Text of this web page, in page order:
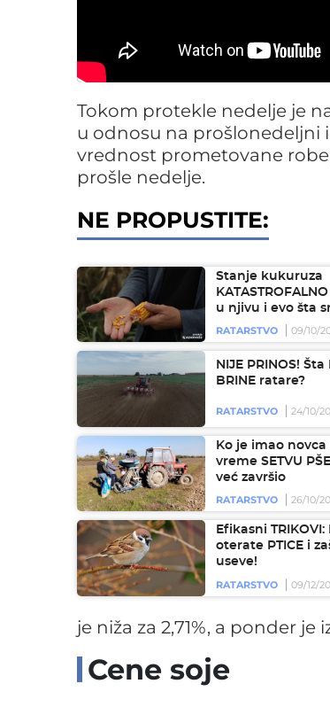
Tokom protekle nedelje je
u odnosu na prošlonedeljni i
vrednost prometovane robe
prošle nedelje.
NE PROPUSTITE:
Stanje kukuruza
u njivu i evo šta
RATARSTVO
09/10/
NIJE PRINOS! Šta
BRINE ratare?
RATARSTVO 24/10/
Ko je imao
vreme SETVU
već završio
RATARSTVO
26/10/
Efikasni
oterate PTICE i
useve!
RATARSTVO
09/12/
je niža za 2,71%, a ponder je
Cene soje